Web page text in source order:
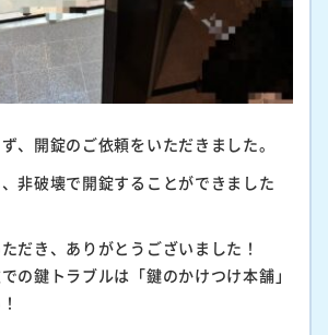
、開錠のご依頼をいただきました。
非破壊で開錠することができました
だき、ありがとうございました！
の鍵トラブルは「鍵のかけつけ本舗」